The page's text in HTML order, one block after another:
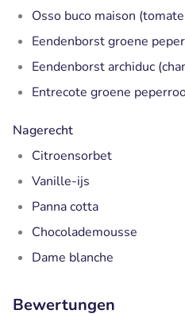
Osso buco maison
Eendenborst groene
Eendenborst archiduc
Entrecote groene
Nagerecht
Citroensorbet
Vanille-ijs
Panna cotta
Chocolademousse
Dame blanche
Bewertungen